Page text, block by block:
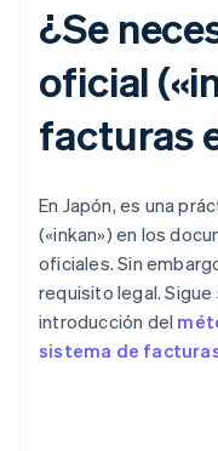
¿Se
oficial
facturas
En Japón, es una
(«inkan») en los
oficiales. Sin
requisito legal.
introducción del
sistema de